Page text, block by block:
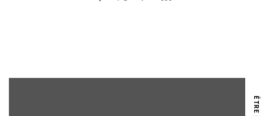
Ê
R
E
R
A
P
P
E
L